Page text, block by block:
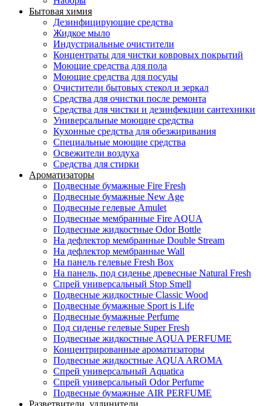
Бытовая химия
Дезинфицирующие средства
Жидкое мыло
Индустриальные очистители
Концентраты для чистки ковровых покрытий
Моющие средства для пола
Моющие средства для посуды
Очистители бытовых стекол и зеркал
Средства для очистки после ремонта
Средства для чистки и дезинфекции сантехники
Универсальные моющие средства
Кухонные средства для обезжиривания
Специальные моющие средства
Освежители воздуха
Средства для стирки
Ароматизаторы
Подвесные бумажные Fire Fresh
Подвесные бумажные New Age
Подвесные гелевые Amulet
Подвесные мембранные Fire AQUA
Подвесные жидкостные Odor Bottle
На дефлектор мембранные Double Stream
На дефлектор мембранные Wall
На панель гелевые Fresh Box
На панель, под сиденье древесные Natural Fresh
Спрей универсальный Stop Smell
Подвесные жидкостные Classic Wood
Подвесные бумажные Sport is Life
Подвесные бумажные Perfume
Под сиденье гелевые Super Fresh
Подвесные жидкостные AQUA PERFUME
Концентрированные ароматизаторы
Подвесные жидкостные AQUA AROMA
Спрей универсальный Aquatica
Спрей универсальный Odor Perfume
Подвесные бумажные AIR PERFUME
Разветвители, удлинители